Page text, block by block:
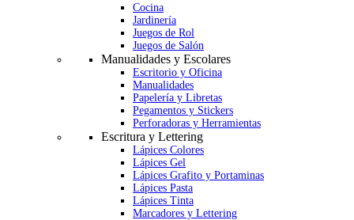
Cocina
Jardinería
Juegos de Rol
Juegos de Salón
Manualidades y Escolares
Escritorio y Oficina
Manualidades
Papelería y Libretas
Pegamentos y Stickers
Perforadoras y Herramientas
Escritura y Lettering
Lápices Colores
Lápices Gel
Lápices Grafito y Portaminas
Lápices Pasta
Lápices Tinta
Marcadores y Lettering